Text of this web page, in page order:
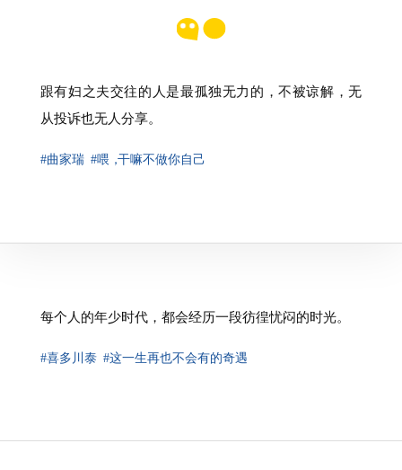
跟有妇之夫交往的人是最孤独无力的，不被谅解，无
从投诉也无人分享。
#曲家瑞 #喂 ，干嘛不做你自己
⁠每个人的年少时代，都会经历一段彷徨忧闷的时光。
#喜多川泰 #这一生再也不会有的奇遇